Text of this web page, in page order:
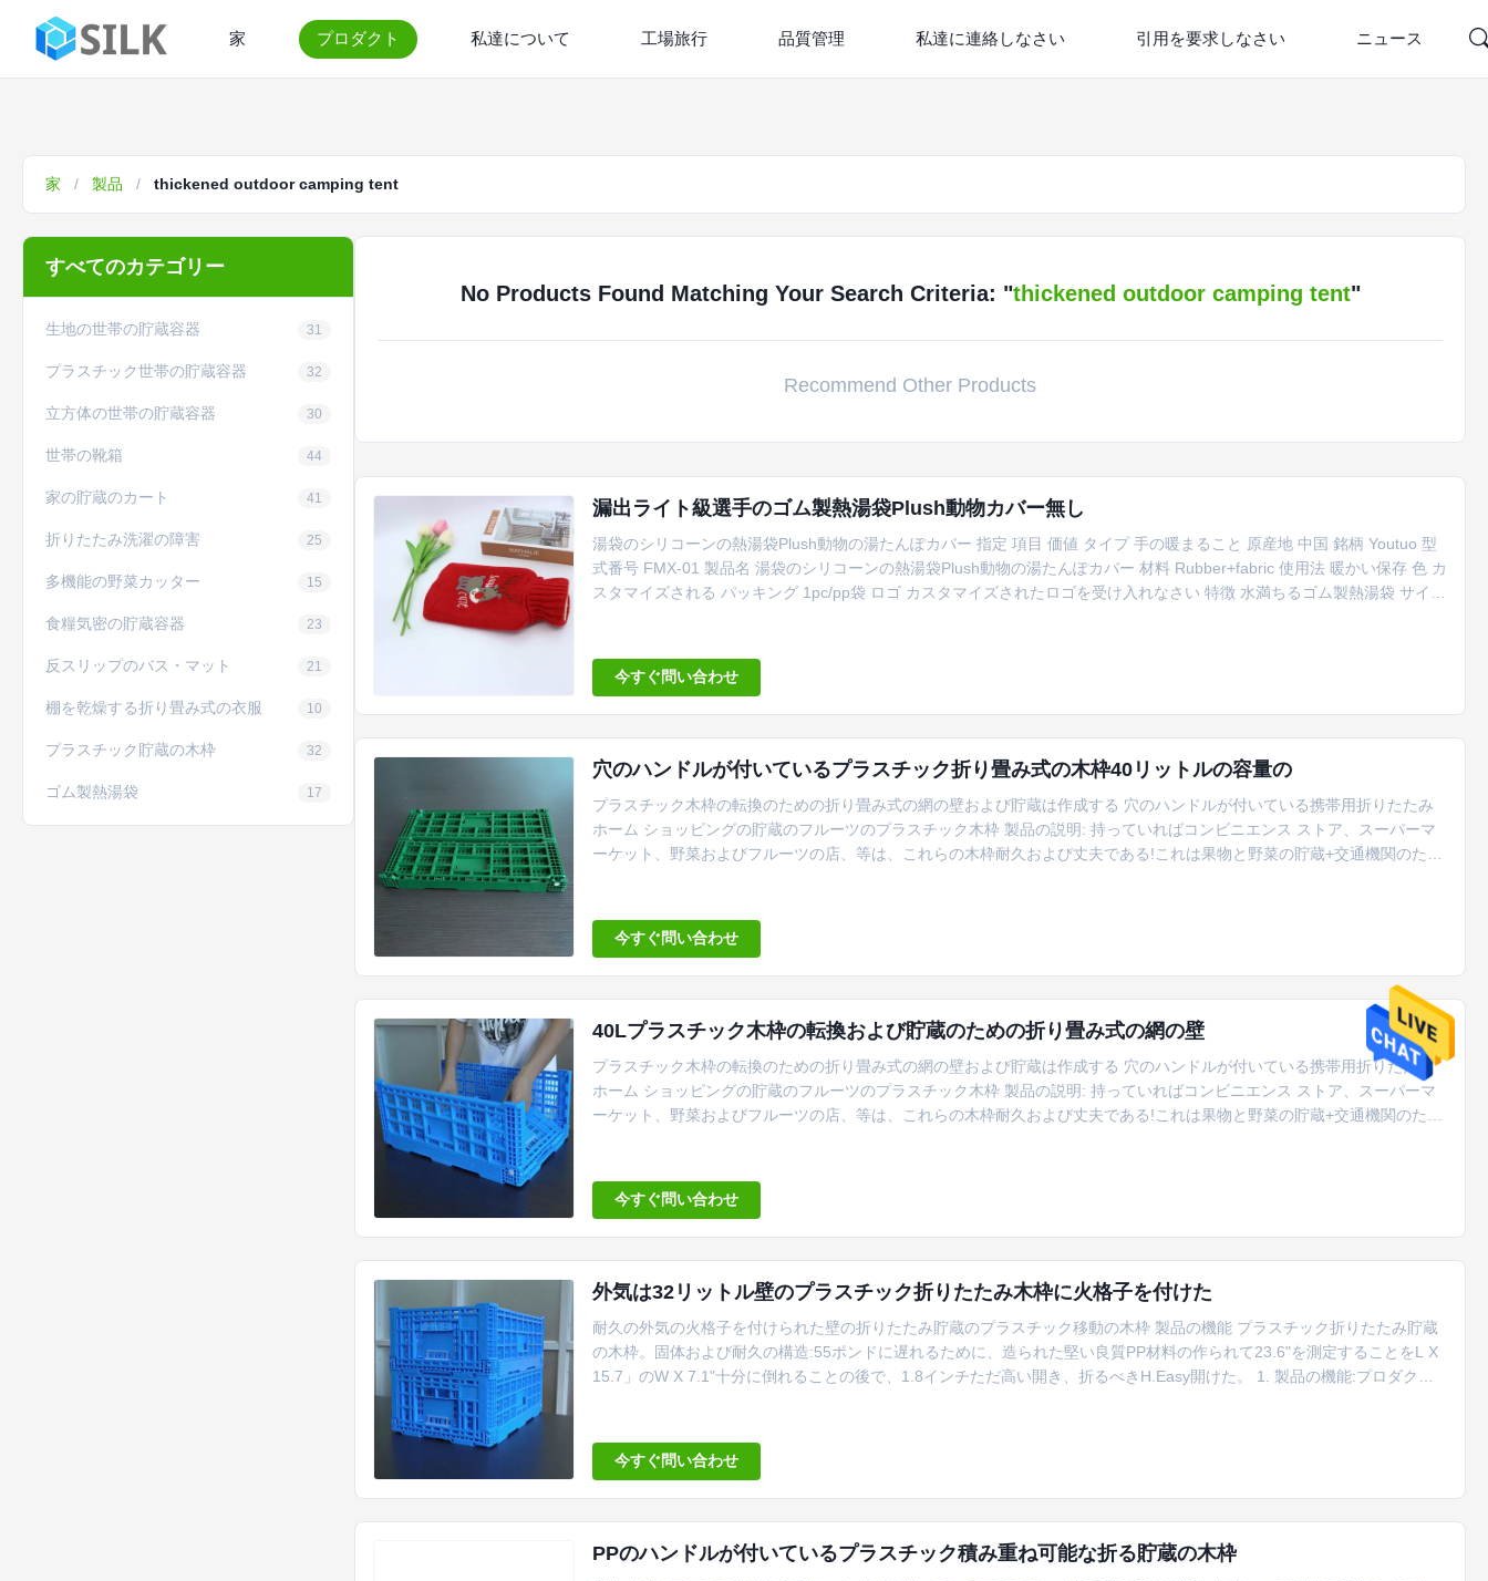
家 プロダクト 私達について 工場旅行 品質管理 私達に連絡しなさい 引用を要求しなさい ニュース
家 / 製品 / thickened outdoor camping tent
すべてのカテゴリー
生地の世帯の貯蔵容器 31
プラスチック世帯の貯蔵容器 32
立方体の世帯の貯蔵容器 30
世帯の靴箱 44
家の貯蔵のカート 41
折りたたみ洗濯の障害 25
多機能の野菜カッター 15
食糧気密の貯蔵容器 23
反スリップのバス・マット 21
棚を乾燥する折り畳み式の衣服 10
プラスチック貯蔵の木枠 32
ゴム製熱湯袋 17
No Products Found Matching Your Search Criteria: "thickened outdoor camping tent"
Recommend Other Products
漏出ライト級選手のゴム製熱湯袋Plush動物カバー無し
湯袋のシリコーンの熱湯袋Plush動物の湯たんぽカバー 指定 項目 価値 タイプ 手の暖まること 原産地 中国 銘柄 Youtuo 型
式番号 FMX-01 製品名 湯袋のシリコーンの熱湯袋Plush動物の湯たんぽカバー 材料 Rubber+fabric 使用法 暖かい保存 色 カ
スタマイズされる パッキング 1pc/pp袋 ロゴ カスタマイズされたロゴを受け入れなさい 特徴 水満ちるゴム製熱湯袋 サイズ
今すぐ問い合わせ
穴のハンドルが付いているプラスチック折り畳み式の木枠40リットルの容量の
プラスチック木枠の転換のための折り畳み式の網の壁および貯蔵は作成する 穴のハンドルが付いている携帯用折りたたみ
ホーム ショッピングの貯蔵のフルーツのプラスチック木枠 製品の説明: 持っていればコンビニエンス ストア、スーパーマ
ーケット、野菜およびフルーツの店、等は、これらの木枠耐久および丈夫である!これは果物と野菜の貯蔵+交通機関のため
ク木枠のインターロック・システム...
今すぐ問い合わせ
40Lプラスチック木枠の転換および貯蔵のための折り畳み式の網の壁
プラスチック木枠の転換のための折り畳み式の網の壁および貯蔵は作成する 穴のハンドルが付いている携帯用折りたたみ
ホーム ショッピングの貯蔵のフルーツのプラスチック木枠 製品の説明: 持っていればコンビニエンス ストア、スーパーマ
ーケット、野菜およびフルーツの店、等は、これらの木枠耐久および丈夫である!これは果物と野菜の貯蔵+交通機関のため
ク木枠のインターロック・システム...
今すぐ問い合わせ
外気は32リットル壁のプラスチック折りたたみ木枠に火格子を付けた
耐久の外気の火格子を付けられた壁の折りたたみ貯蔵のプラスチック移動の木枠 製品の機能 プラスチック折りたたみ貯蔵
の木枠。固体および耐久の構造:55ポンドに遅れるために、造られた堅い良質PP材料の作られて23.6"を測定することをL X
15.7」のW X 7.1"十分に倒れることの後で、1.8インチただ高い開き、折るべきH.Easy開けた。 1. 製品の機能:プロダクト
に...
今すぐ問い合わせ
PPのハンドルが付いているプラスチック積み重ね可能な折る貯蔵の木枠